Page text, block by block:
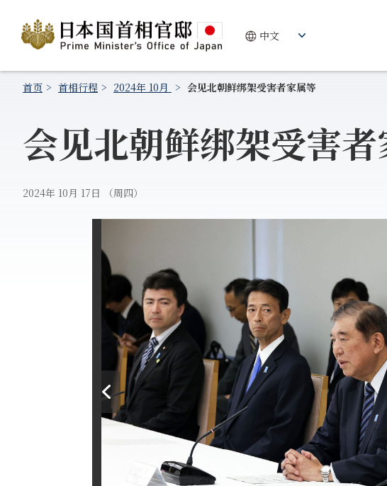
首页 首相行程 2024年 10月 会见北朝鲜绑架受害者家属等
会见北朝鲜绑架受害
2024年 10月 17日 （周四）